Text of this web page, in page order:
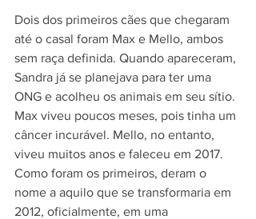
Dois dos primeiros cães que chegaram
até o casal foram Max e Mello, ambos
sem raça definida. Quando apareceram,
Sandra já se planejava para ter uma
ONG e acolheu os animais em seu sítio.
Max viveu poucos meses, pois tinha um
câncer incurável. Mello, no entanto,
viveu muitos anos e faleceu em 2017.
Como foram os primeiros, deram o
nome a aquilo que se transformaria em
2012, oficialmente, em uma